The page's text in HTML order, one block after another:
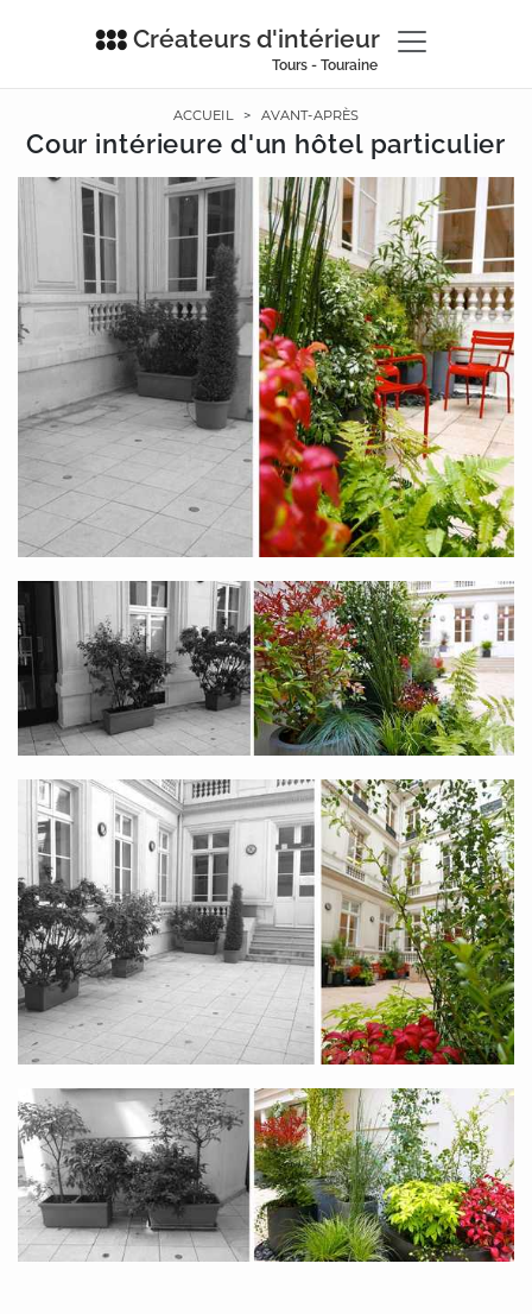
Créateurs d'intérieur
Tours - Touraine
ACCUEIL > AVANT-APRÈS
Cour intérieure d'un hôtel particulier